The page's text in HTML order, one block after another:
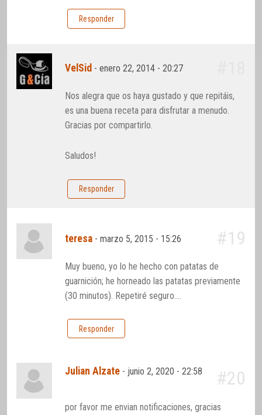
Responder
VelSid -enero 22, 2014 - 20:27
Nos alegra que os haya gustado y que repitáis,
es una buena receta para disfrutar a menudo.
Gracias por compartirlo.
Saludos!
Responder
teresa -marzo 5, 2015 - 15:26 #19
Muy bueno, yo lo he hecho con patatas de
guarnición; he horneado las patatas previamente
(30 minutos). Repetiré seguro….
Responder
Julian Alzate - junio 2, 2020 - 22:58 #20
por favor me envian notificaciones, gracias